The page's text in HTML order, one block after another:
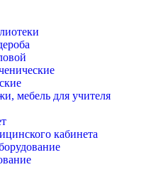
мебель для учителя
кабинета